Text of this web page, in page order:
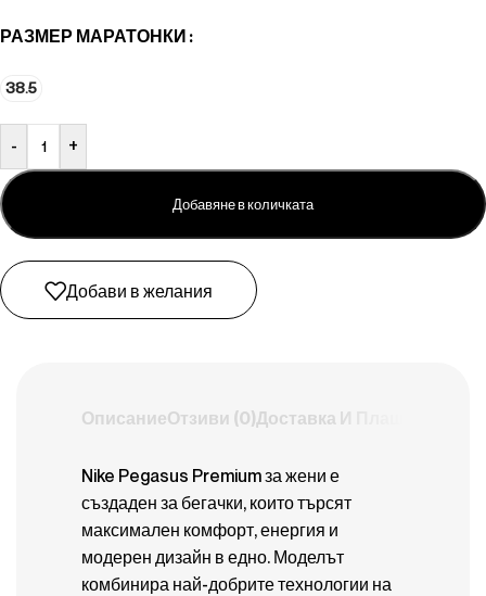
РАЗМЕР МАРАТОНКИ
38.5
- +
Добавяне в количката
Добави в желания
ОписаниеОтзиви (0)Доставка И Плащане
Nike Pegasus Premium за жени е
създаден за бегачки, които търсят
максимален комфорт, енергия и
модерен дизайн в едно. Моделът
комбинира най-добрите технологии на